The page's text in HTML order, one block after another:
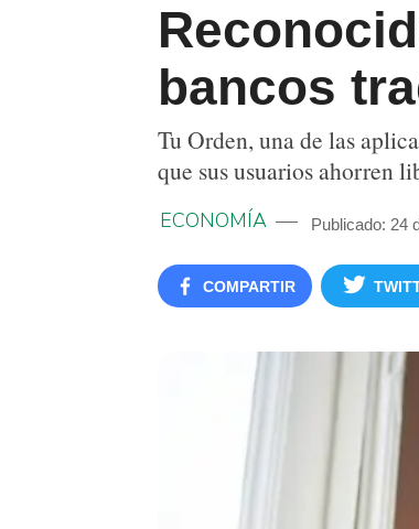
bancos
Tu Orden, una de las
que sus usuarios ahorren
ECONOMÍA Publicado: 24
COMPARTIR